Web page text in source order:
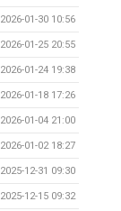
2026-01-30 10:56
2026-01-25 20:55
2026-01-24 19:38
2026-01-18 17:26
2026-01-04 21:00
2026-01-02 18:27
2025-12-31 09:30
2025-12-15 09:32